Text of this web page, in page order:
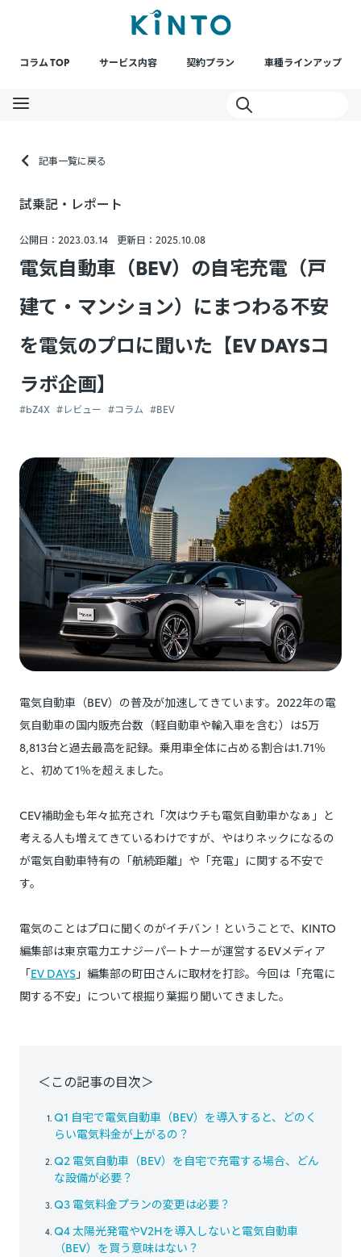
コラム TOP サービス内容 契約プラン 車種ラインアップ
記事一覧に戻る
試乗記・レポート
公開日：2023.03.14 更新日：2025.10.08
電気自動車（BEV）の自宅充電（戸
建て・マンション）にまつわる不安
を電気のプロに聞いた【EV DAYSコ
ラボ企画】
#bZ4X #レビュー #コラム #BEV
電気自動車（BEV）の普及が加速してきています。2022年の電
気自動車の国内販売台数（軽自動車や輸入車を含む）は5万
8,813台と過去最高を記録。乗用車全体に占める割合は1.71％
と、初めて1％を超えました。
CEV補助金も年々拡充され「次はウチも電気自動車かなぁ」と
考える人も増えてきているわけですが、やはりネックになるの
が電気自動車特有の「航続距離」や「充電」に関する不安で
す。
電気のことはプロに聞くのがイチバン！ということで、KINTO
編集部は東京電力エナジーパートナーが運営するEVメディア
「EV DAYS 」編集部の町田さんに取材を打診。今回は「充電に
関する不安」について根掘り葉掘り聞いてきました。
＜この記事の目次＞
Q1 自宅で電気自動車（BEV）を導入すると、どのく
らい電気料金が上がるの？
Q2 電気自動車（BEV）を自宅で充電する場合、どん
な設備が必要？
Q3 電気料金プランの変更は必要？
Q4 太陽光発電やV2Hを導入しないと電気自動車
（BEV）を買う意味はない？